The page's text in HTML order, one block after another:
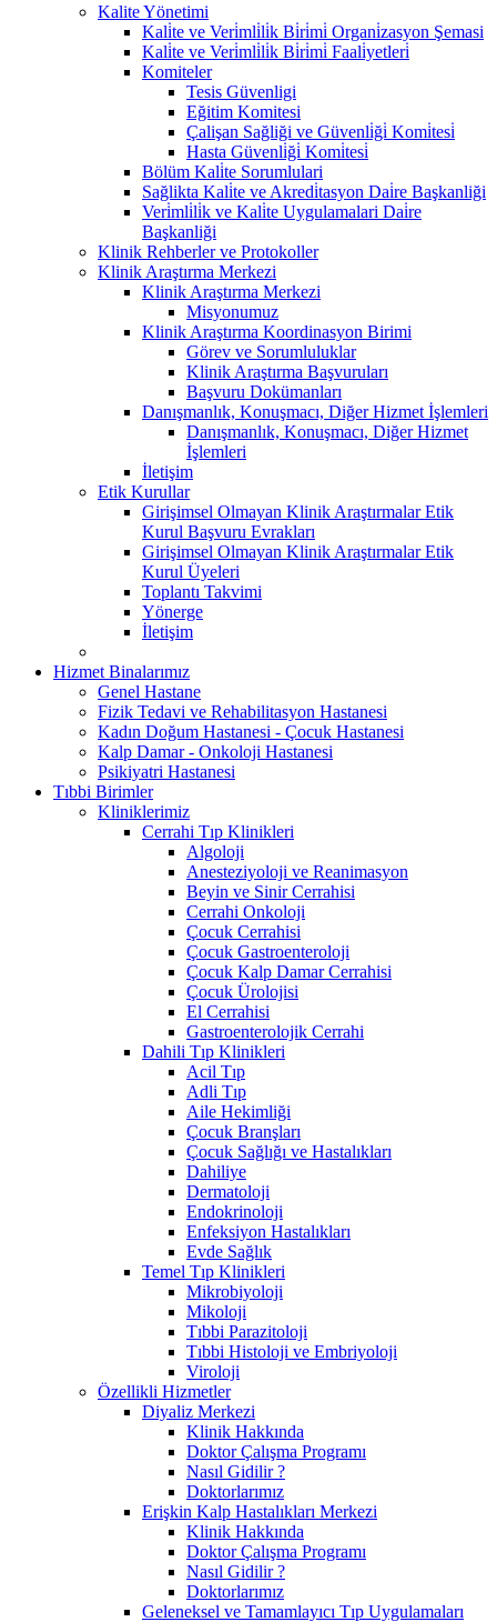
Kalite Yönetimi
Kali̇te ve Veri̇mli̇li̇k Bi̇ri̇mi̇ Organi̇zasyon Şemasi
Kali̇te ve Veri̇mli̇li̇k Bi̇ri̇mi̇ Faali̇yetleri̇
Komiteler
Tesis Güvenligi
Eğitim Komitesi
Çalişan Sağliği ve Güvenli̇ği̇ Komi̇tesi̇
Hasta Güvenli̇ği̇ Komi̇tesi̇
Bölüm Kali̇te Sorumlulari
Sağlikta Kali̇te ve Akredi̇tasyon Dai̇re Başkanliği
Veri̇mli̇li̇k ve Kali̇te Uygulamalari Dai̇re
Başkanliği
Klinik Rehberler ve Protokoller
Klinik Araştırma Merkezi
Klinik Araştırma Merkezi
Misyonumuz
Klinik Araştırma Koordinasyon Birimi
Görev ve Sorumluluklar
Klinik Araştırma Başvuruları
Başvuru Dokümanları
Danışmanlık, Konuşmacı, Diğer Hizmet İşlemleri
Danışmanlık, Konuşmacı, Diğer Hizmet
İşlemleri
İletişim
Etik Kurullar
Girişimsel Olmayan Klinik Araştırmalar Etik
Kurul Başvuru Evrakları
Girişimsel Olmayan Klinik Araştırmalar Etik
Kurul Üyeleri
Toplantı Takvimi
Yönerge
İletişim
Hizmet Binalarımız
Genel Hastane
Fizik Tedavi ve Rehabilitasyon Hastanesi
Kadın Doğum Hastanesi - Çocuk Hastanesi
Kalp Damar - Onkoloji Hastanesi
Psikiyatri Hastanesi
Tıbbi Birimler
Kliniklerimiz
Cerrahi Tıp Klinikleri
Algoloji
Anesteziyoloji ve Reanimasyon
Beyin ve Sinir Cerrahisi
Cerrahi Onkoloji
Çocuk Cerrahisi
Çocuk Gastroenteroloji
Çocuk Kalp Damar Cerrahisi
Çocuk Ürolojisi
El Cerrahisi
Gastroenterolojik Cerrahi
Dahili Tıp Klinikleri
Acil Tıp
Adli Tıp
Aile Hekimliği
Çocuk Branşları
Çocuk Sağlığı ve Hastalıkları
Dahiliye
Dermatoloji
Endokrinoloji
Enfeksiyon Hastalıkları
Evde Sağlık
Temel Tıp Klinikleri
Mikrobiyoloji
Mikoloji
Tıbbi Parazitoloji
Tıbbi Histoloji ve Embriyoloji
Viroloji
Özellikli Hizmetler
Diyaliz Merkezi
Klinik Hakkında
Doktor Çalışma Programı
Nasıl Gidilir ?
Doktorlarımız
Erişkin Kalp Hastalıkları Merkezi
Klinik Hakkında
Doktor Çalışma Programı
Nasıl Gidilir ?
Doktorlarımız
Geleneksel ve Tamamlayıcı Tıp Uygulamaları